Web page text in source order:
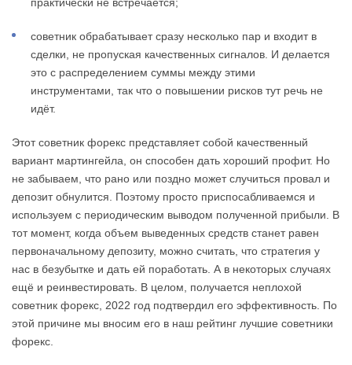
практически не встречается;
советник обрабатывает сразу несколько пар и входит в
сделки, не пропуская качественных сигналов. И делается
это с распределением суммы между этими
инструментами, так что о повышении рисков тут речь не
идёт.
Этот советник форекс представляет собой качественный
вариант мартингейла, он способен дать хороший профит. Но
не забываем, что рано или поздно может случиться провал и
депозит обнулится. Поэтому просто приспосабливаемся и
используем с периодическим выводом полученной прибыли. В
тот момент, когда объем выведенных средств станет равен
первоначальному депозиту, можно считать, что стратегия у
нас в безубытке и дать ей поработать. А в некоторых случаях
ещё и реинвестировать. В целом, получается неплохой
советник форекс, 2022 год подтвердил его эффективность. По
этой причине мы вносим его в наш рейтинг лучшие советники
форекс.